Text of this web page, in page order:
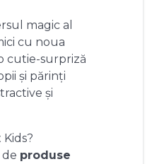
magic al
cu noua
cutie-surpriză
și părinți
și
produse